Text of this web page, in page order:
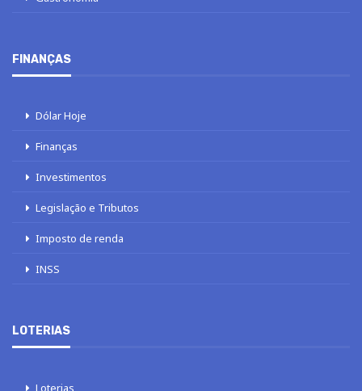
FINANÇAS
Dólar Hoje
Finanças
Investimentos
Legislação e Tributos
Imposto de renda
INSS
LOTERIAS
Loterias